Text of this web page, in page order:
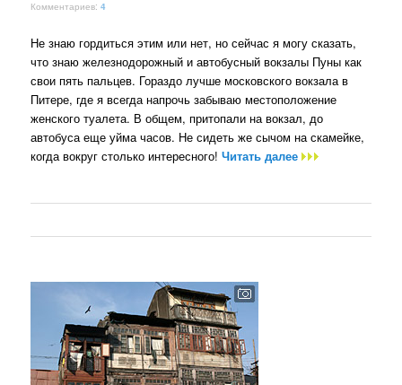
Комментариев:4
Не знаю гордиться этим или нет, но сейчас я могу сказать,
что знаю железнодорожный и автобусный вокзалы Пуны как
свои пять пальцев. Гораздо лучше московского вокзала в
Питере, где я всегда напрочь забываю местоположение
женского туалета. В общем, притопали на вокзал, до
автобуса еще уйма часов. Не сидеть же сычом на скамейке,
когда вокруг столько интересного!Читать далее